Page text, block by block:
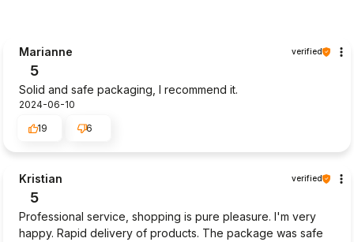
Marianne verified
5
Solid and safe packaging, I recommend it.
2024-06-10
19
6
Kristian verified
5
Professional service, shopping is pure pleasure. I'm very
happy. Rapid delivery of products. The package was safe